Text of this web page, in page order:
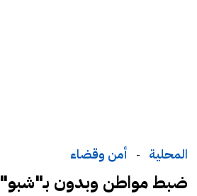
المحلية - أمن وقضاء
ضبط مواطن وبدون بـ"شبو"